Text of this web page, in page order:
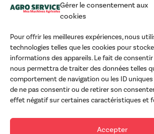
Gérer le consentement aux
cookies
Pour offrir les meilleures expériences, nous
technologies telles que les cookies pour
informations des appareils. Le fait de
nous permettra de traiter des données telles
comportement de navigation ou les ID
de ne pas consentir ou de retirer son
effet négatif sur certaines caractéristiques et
Accepter
AIDE & CONSEILS
MENTIONS LÉGALES
CGU
CGV PROFESSIONNELS